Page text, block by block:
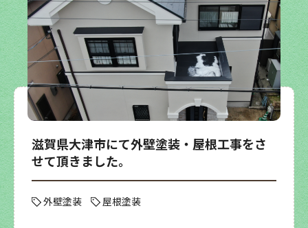
滋賀県大津市にて外壁塗装・屋根工事をさ
せて頂きました。
外壁塗装 屋根塗装